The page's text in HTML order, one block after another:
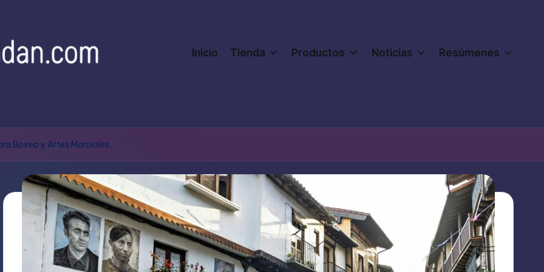
Inicio Tienda Productos Noticias Resúmenes
Boxeo y Artes Marciales